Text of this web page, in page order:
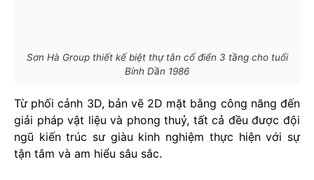
Sơn Hà Group thiết kế biệt thự tân cổ điển 3 tầng cho tuổi
Bính Dần 1986
Từ phối cảnh 3D, bản vẽ 2D mặt bằng công năng đến
giải pháp vật liệu và phong thuỷ, tất cả đều được đội
ngũ kiến trúc sư giàu kinh nghiệm thực hiện với sự
tận tâm và am hiểu sâu sắc.